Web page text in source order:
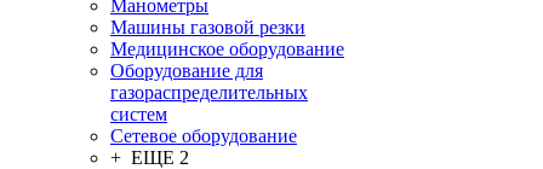
Манометры
Машины газовой резки
Медицинское оборудование
Оборудование для
газораспределительных
систем
Сетевое оборудование
+ ЕЩЕ 2